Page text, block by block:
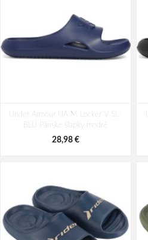
Under Armour UA M Locker V SL-
BLU Pánske šľapky modré
28,98 €